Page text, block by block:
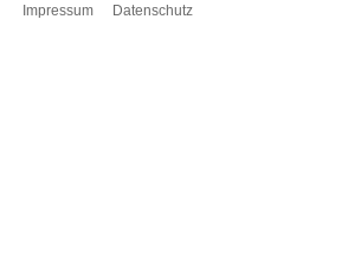
Impressum Datenschutz